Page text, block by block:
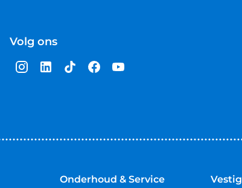
wanneer aan alle bovenstaande
worden opgevraagd bij schade of diefstal:
Volg ons
Onderhoud & Service